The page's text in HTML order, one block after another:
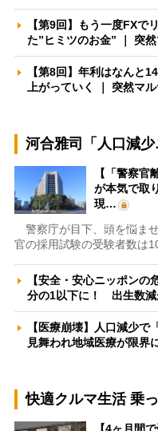
【第9回】もう一度FX
た”ヒミツのお金” ｜ 突
【第8回】年利はなんと
上がっていく ｜ 突然マ
河合雅司「人口減少
【「警察
が本気で取
現…
警察庁が目下、頭を悩ま
官の採用試験の受験者数は
【安全・安心ニッポン
分の1以下に！ 出生数
【医療崩壊】人口減少
見舞われ地域医療が限
快適クルマ生活 乗